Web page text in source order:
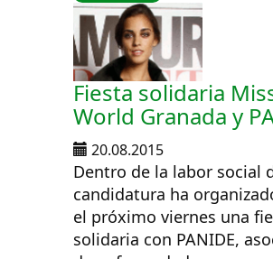
Fiesta solidaria
World Granada y
20.08.2015
Dentro de la labor social
candidatura ha
el próximo viernes una
solidaria con PANIDE,